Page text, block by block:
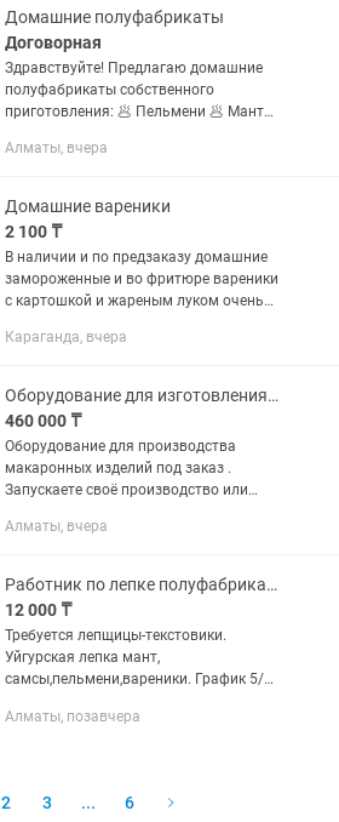
График работы: не...
Домашние полуфабрикаты
Договорная
Здравствуйте! Предлагаю домашние
полуфабрикаты собственного
приготовления: 🥟 Пельмени 🥟 Манты
Блинчики с разнообразной начинкой
🥮...
Алматы, вчера
Домашние вареники
2 100 ₸
В наличии и по предзаказу домашние
замороженные и во фритюре вареники
с картошкой и жареным луком очень
,район Юго-восток
Караганда, вчера
Оборудование для изготовления макаронных изделий
460 000 ₸
Оборудование для производства
макаронных изделий под заказ .
Запускаете своё производство или
Подберём и привезём оборудование
под...
Алматы, вчера
Работник по лепке полуфабрикатов
12 000 ₸
Требуется лепщицы-текстовики.
Уйгурская лепка мант,
самсы,пельмени,вареники. График 5/2,
все включено. Карьерный рост. С 07:00
Алматы, позавчера
2 3 ... 6